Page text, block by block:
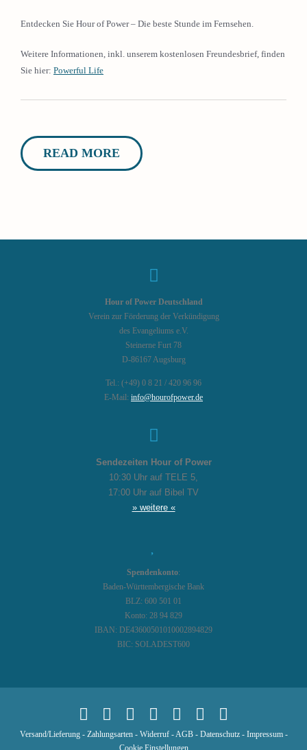
Entdecken Sie Hour of Power – Die beste Stunde im Fernsehen.
Weitere Informationen, inkl. unserem kostenlosen Freundesbrief, finden
Sie hier: Powerful Life
READ MORE
Hour of Power Deutschland
Verein zur Förderung der Verkündigung
des Evangeliums e.V.
Steinerne Furt 78
D-86167 Augsburg
Tel.: (+49) 0 8 21 / 420 96 96
E-Mail: info@hourofpower.de
Sendezeiten Hour of Power
10:30 Uhr auf TELE 5,
17:00 Uhr auf Bibel TV
» weitere «
Spendenkonto:
Baden-Württembergische Bank
BLZ: 600 501 01
Konto: 28 94 829
IBAN: DE43600501010002894829
BIC: SOLADEST600
Versand/Lieferung- Zahlungsarten- Widerruf-AGB- Datenschutz- Impressum-